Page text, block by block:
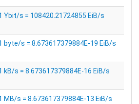
Ybit/s = 108420.21724855 EiB/s
byte/s = 8.673617379884E-19 EiB/s
kB/s = 8.673617379884E-16 EiB/s
MB/s = 8.673617379884E-13 EiB/s